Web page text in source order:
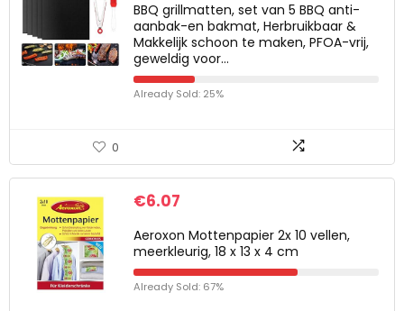
BBQ grillmatten, set van 5 BBQ anti-
aanbak-en bakmat, Herbruikbaar &
Makkelijk schoon te maken, PFOA-vrij,
geweldig voor…
Already Sold: 25%
0
€6.07
Aeroxon Mottenpapier 2x 10 vellen,
meerkleurig, 18 x 13 x 4 cm
Already Sold: 67%